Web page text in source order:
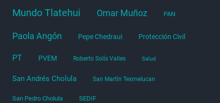
Mundo Tlatehui Omar Muñoz PAN
Paola Angón Pepe Chedraui Protección Civil
PT PVEM Roberto Solís Valles Salud
San Andrés Cholula San Martín Texmelucan
San Pedro Cholula SEDIF